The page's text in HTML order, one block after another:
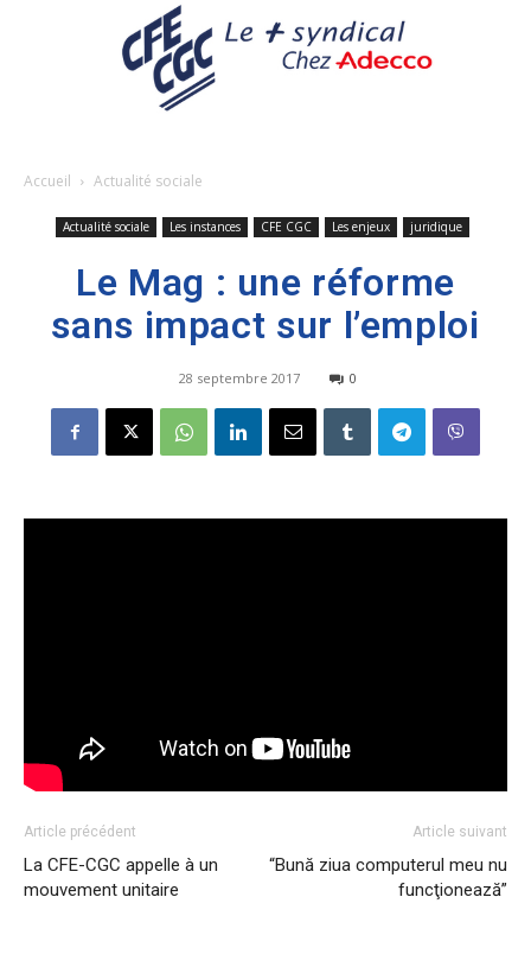
Accueil Actualité sociale
Actualité sociale Les instances CFE CGC Les enjeux juridique
Le Mag : une réforme
sans impact sur l’emploi
28 septembre 2017 0
Article précédent
La CFE-CGC appelle à un
mouvement unitaire
Article suivant
“Bună ziua computerul meu nu
funcţionează”